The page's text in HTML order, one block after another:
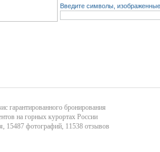
Введите символы,
гарантированного бронирования
на горных курортах России
15487 фотографий, 11538 отзывов